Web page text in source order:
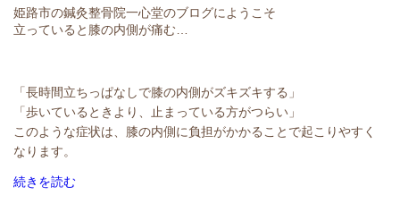
姫路市の鍼灸整骨院一心堂のブログにようこそ
立っていると膝の内側が痛む…
「長時間立ちっぱなしで膝の内側がズキズキする」
「歩いているときより、止まっている方がつらい」
このような症状は、膝の内側に負担がかかることで起こりやすく
なります。
続きを読む